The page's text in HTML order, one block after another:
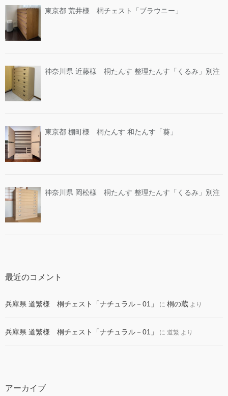
東京都 荒井様 桐チェスト「ブラウニー」
神奈川県 近藤様 桐たんす 整理たんす「くるみ」別注
東京都 棚町様 桐たんす 和たんす「葵」
神奈川県 岡松様 桐たんす 整理たんす「くるみ」別注
最近のコメント
兵庫県 道繁様 桐チェスト「ナチュラル－01」 に 桐の蔵 より
兵庫県 道繁様 桐チェスト「ナチュラル－01」 に 道繁 より
アーカイブ